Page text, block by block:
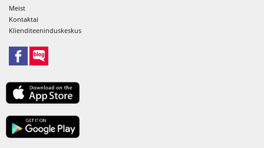
Meist
Kontaktai
Klienditeeninduskeskus